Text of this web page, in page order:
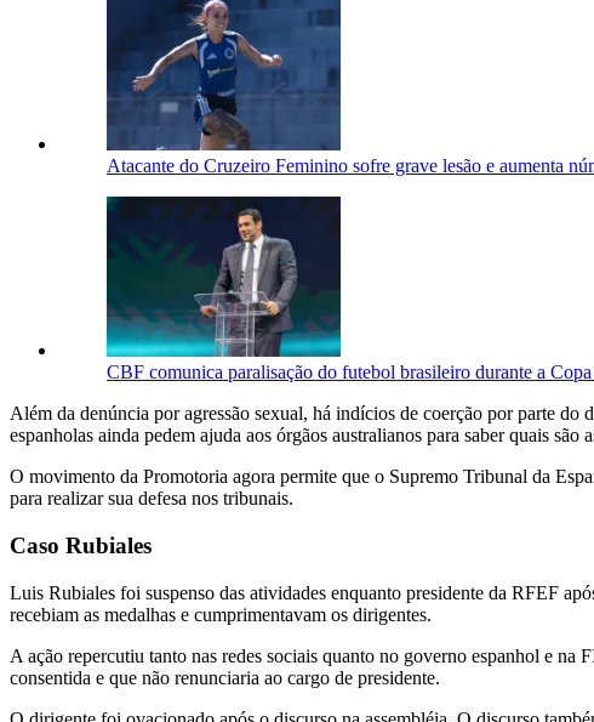
Atacante do Cruzeiro Feminino sofre grave lesão e aumenta
CBF comunica paralisação do futebol brasileiro durante a
Além da denúncia por agressão sexual, há indícios de coerção por parte
espanholas ainda pedem ajuda aos órgãos australianos para saber quais
O movimento da Promotoria agora permite que o Supremo Tribunal da
para realizar sua defesa nos tribunais.
Caso Rubiales
Luis Rubiales foi suspenso das atividades enquanto presidente da RFEF
recebiam as medalhas e cumprimentavam os dirigentes.
A ação repercutiu tanto nas redes sociais quanto no governo espanhol e
consentida e que não renunciaria ao cargo de presidente.